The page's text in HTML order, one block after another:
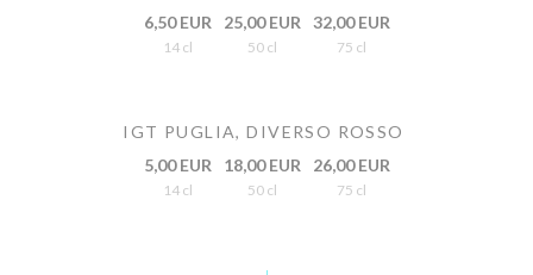
6,50 EUR
14 cl
25,00 EUR
50 cl
32,00 EUR
75 cl
IGT PUGLIA, DIVERSO ROSSO
5,00 EUR
14 cl
18,00 EUR
50 cl
26,00 EUR
75 cl